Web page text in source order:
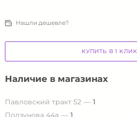
Нашли дешевле?
КУПИТЬ В 1 КЛИК
Наличие в магазинах
Павловский тракт 52
1
Ползунова 44а
1